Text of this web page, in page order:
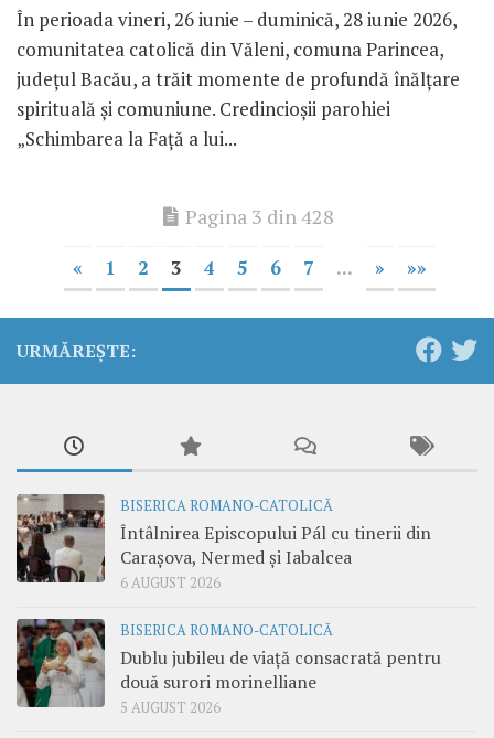
În perioada vineri, 26 iunie – duminică, 28 iunie 2026,
comunitatea catolică din Văleni, comuna Parincea,
județul Bacău, a trăit momente de profundă înălțare
spirituală și comuniune. Credincioșii parohiei
„Schimbarea la Față a lui...
Pagina 3 din 428
« 1 2 3 4 5 6 7 ... » »»
URMĂREȘTE:
BISERICA ROMANO-CATOLICĂ
Întâlnirea Episcopului Pál cu tinerii din
Carașova, Nermed și Iabalcea
6 AUGUST 2026
BISERICA ROMANO-CATOLICĂ
Dublu jubileu de viață consacrată pentru
două surori morinelliane
5 AUGUST 2026